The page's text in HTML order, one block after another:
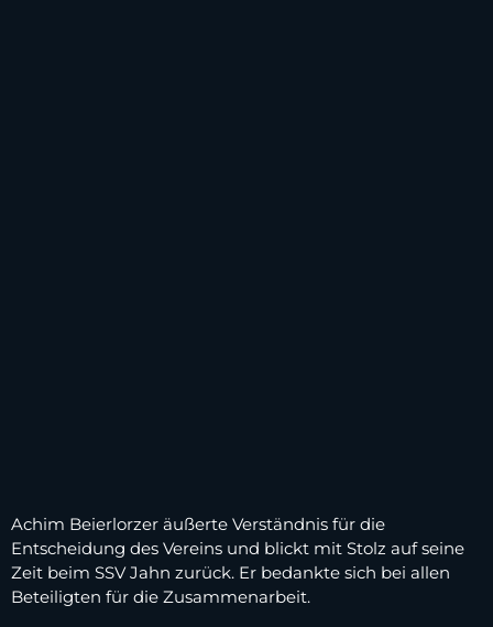
Achim Beierlorzer äußerte Verständnis für die
Entscheidung des Vereins und blickt mit Stolz auf seine
Zeit beim SSV Jahn zurück. Er bedankte sich bei allen
Beteiligten für die Zusammenarbeit.